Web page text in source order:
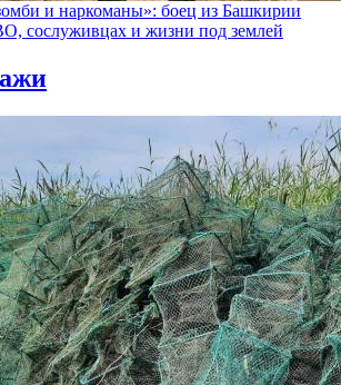
и наркоманы»: боец из Башкирии
сослуживцах и жизни под землей